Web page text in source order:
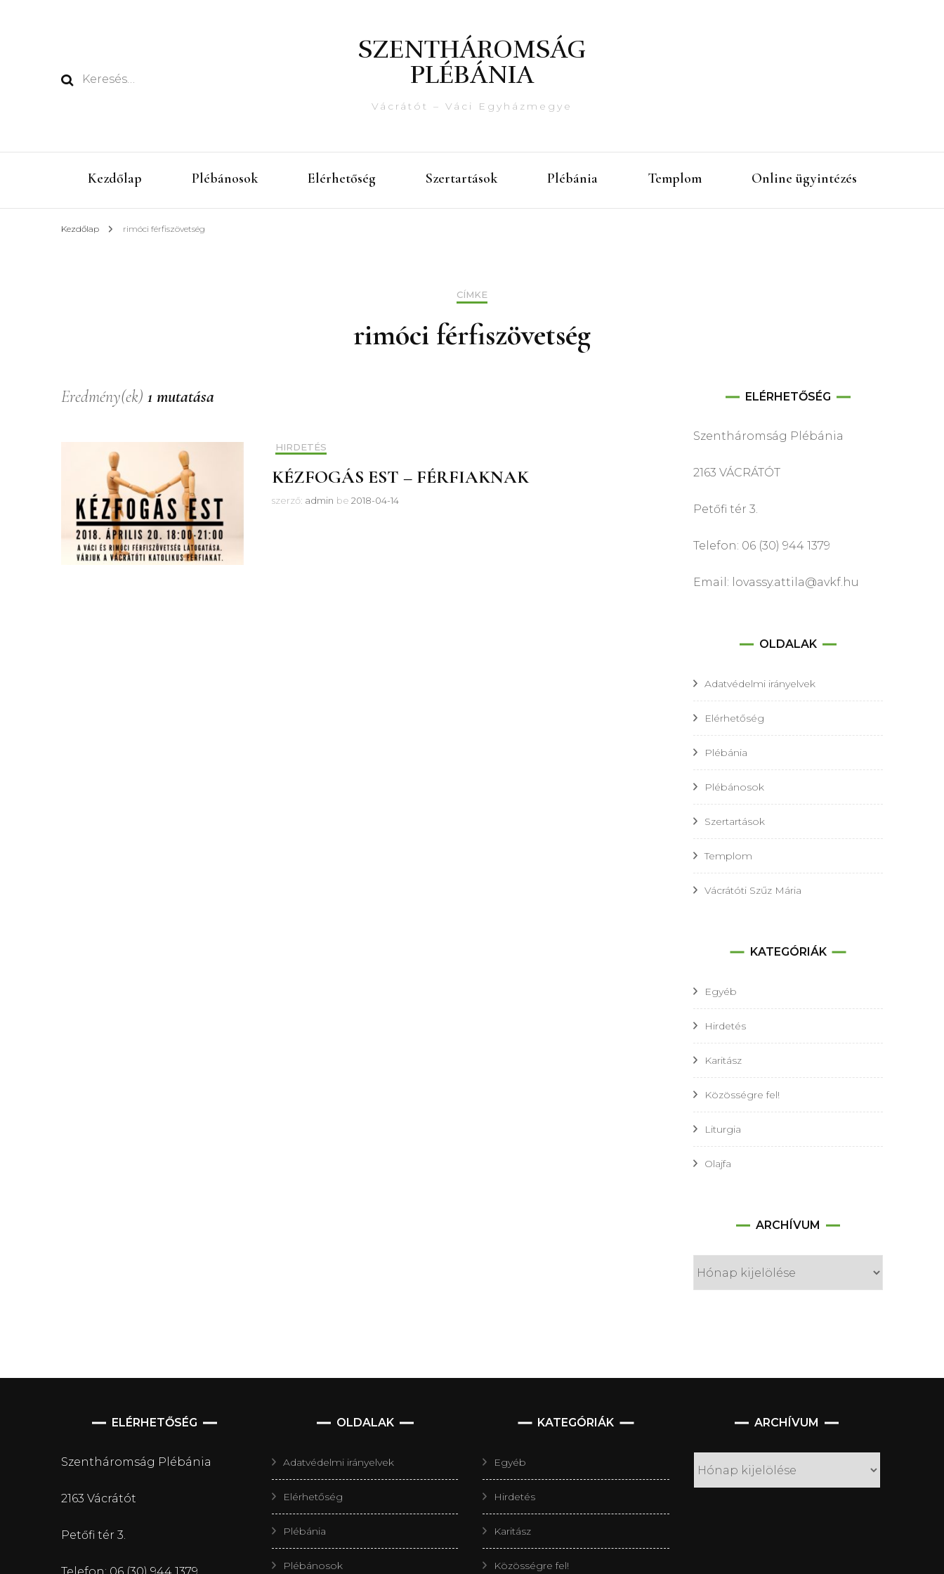
Keresés:
SZENTHÁROMSÁG
PLÉBÁNIA
Vácrátót – Váci Egyházmegye
Kezdőlap Plébánosok Elérhetőség Szertartások Plébánia Templom Online ügyintézés
Kezdőlap rimóci férfiszövetség
CÍMKE
rimóci férfiszövetség
Eredmény(ek) 1 mutatása
HIRDETÉS
KÉZFOGÁS EST – FÉRFIAKNAK
szerző: admin be 2018-04-14
ELÉRHETŐSÉG
Szentháromság Plébánia
2163 VÁCRÁTÓT
Petőfi tér 3.
Telefon: 06 (30) 944 1379
Email: lovassy.attila@avkf.hu
OLDALAK
Adatvédelmi irányelvek
Elérhetőség
Plébánia
Plébánosok
Szertartások
Templom
Vácrátóti Szűz Mária
KATEGÓRIÁK
Egyéb
Hirdetés
Karitász
Közösségre fel!
Liturgia
Olajfa
ARCHÍVUM
Archívum
ELÉRHETŐSÉG
Szentháromság Plébánia
2163 Vácrátót
Petőfi tér 3.
OLDALAK
Adatvédelmi irányelvek
Elérhetőség
Plébánia
Plébánosok
KATEGÓRIÁK
Egyéb
Hirdetés
Karitász
Közösségre fel!
ARCHÍVUM
Archívum